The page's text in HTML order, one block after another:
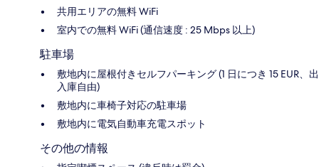
共用エリアの無料 WiFi
室内での無料 WiFi (通信速度 : 25 Mbps 以上)
駐車場
敷地内に屋根付きセルフパーキング (1 日につき 15 EUR、出
入庫自由)
敷地内に車椅子対応の駐車場
敷地内に電気自動車充電スポット
その他の情報